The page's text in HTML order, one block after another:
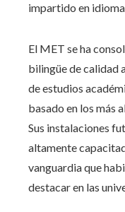
impartido en
El MET se ha
bilingüe de calidad
de estudios
basado en los más
Sus instalaciones
altamente
vanguardia que
destacar en las